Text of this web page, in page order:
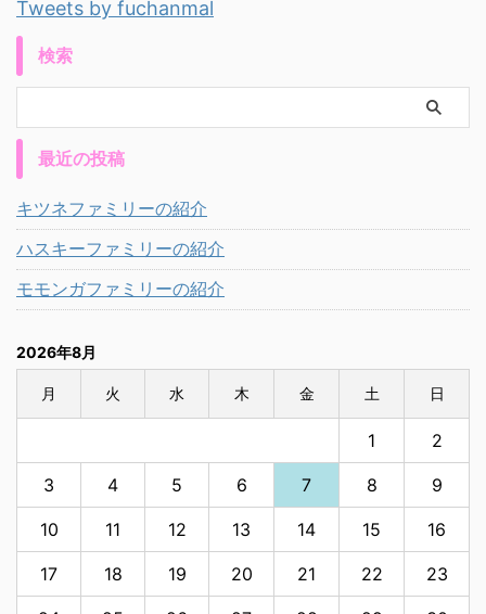
Tweets by fuchanmal
検索
最近の投稿
キツネファミリーの紹介
ハスキーファミリーの紹介
モモンガファミリーの紹介
2026年8月
月 火 水 木 金 土 日
1 2
3 4 5 6 7 8 9
10 11 12 13 14 15 16
17 18 19 20 21 22 23